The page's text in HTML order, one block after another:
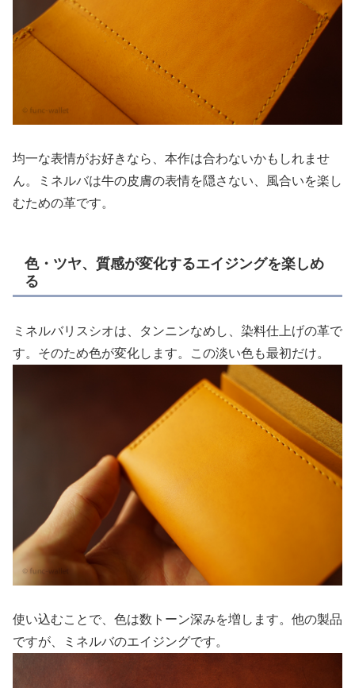
均一な表情がお好きなら、本作は合わないかもしれませ
ん。ミネルバは牛の皮膚の表情を隠さない、風合いを楽し
むための革です。
色・ツヤ、質感が変化するエイジングを楽しめ
る
ミネルバリスシオは、タンニンなめし、染料仕上げの革で
す。そのため色が変化します。この淡い色も最初だけ。
使い込むことで、色は数トーン深みを増します。他の製品
ですが、ミネルバのエイジングです。